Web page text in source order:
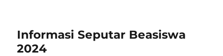
Informasi Seputar Beasiswa
2024